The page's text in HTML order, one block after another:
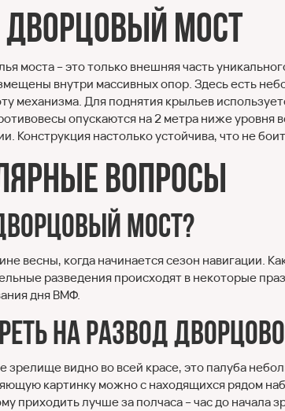
Дворцовый мост
моста – это только внешняя часть
внутри массивных опор. Здесь есть
механизма. Для поднятия крыльев
опускаются на 2 метра ниже уровня
Конструкция настолько устойчива, что не
вопросы
мост?
весны, когда начинается сезон навигации.
разведения происходят в некоторые
дня ВМФ.
на развод
видно во всей красе, это палуба
картинку можно с находящихся рядом
приходить лучше за полчаса – час до начала